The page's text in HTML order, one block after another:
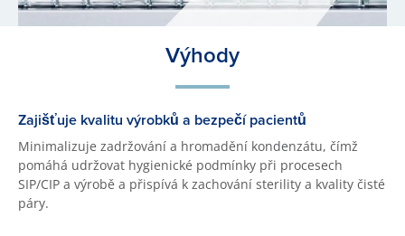
Výhody
Zajišťuje kvalitu výrobků a bezpečí pacientů
Minimalizuje zadržování a hromadění kondenzátu, čímž
pomáhá udržovat hygienické podmínky při procesech
SIP/CIP a výrobě a přispívá k zachování sterility a kvality čisté
páry.